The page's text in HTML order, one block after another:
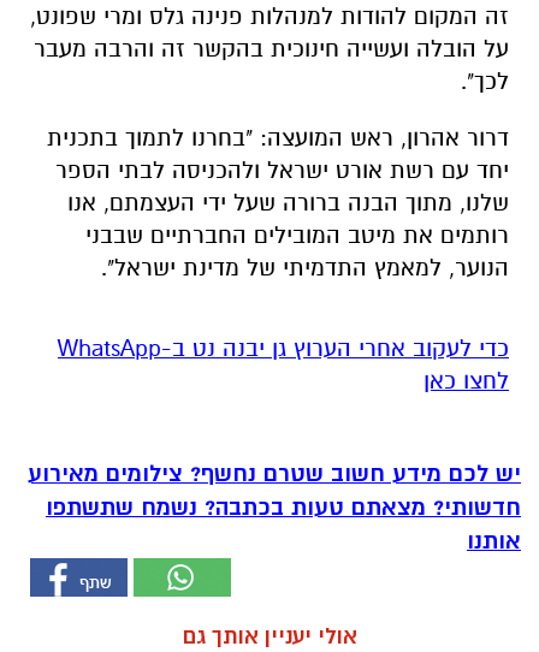
זה המקום להודות למנהלות פנינה גלס ומרי שפונט,
על הובלה ועשייה חינוכית בהקשר זה והרבה מעבר
לכך".
דרור אהרון, ראש המועצה: "בחרנו לתמוך בתכנית
יחד עם רשת אורט ישראל ולהכניסה לבתי הספר
שלנו, מתוך הבנה ברורה שעל ידי העצמתם, אנו
רותמים את מיטב המובילים החברתיים שבבני
הנוער, למאמץ התדמיתי של מדינת ישראל".
‏כדי לעקוב אחרי הערוץ גן יבנה נט ב-WhatsApp
לחצו כאן
יש לכם מידע חשוב שטרם נחשף? צילומים מאירוע
חדשותי? מצאתם טעות בכתבה? נשמח שתשתפו
אותנו
אולי יעניין אותך גם